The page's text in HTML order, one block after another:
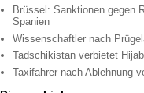
Brüssel: Sanktionen gegen
Spanien
Wissenschaftler nach
Tadschikistan verbietet
Taxifahrer nach Ablehnung